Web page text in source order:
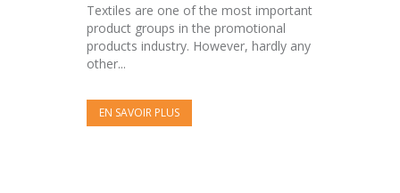
Textiles are one of the most important
product groups in the promotional
products industry. However, hardly any
other...
EN SAVOIR PLUS